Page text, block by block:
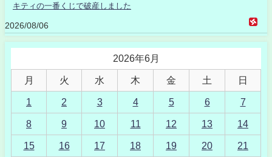
キティの一番くじで破産しました
2026/08/06
2026年6月
月 火 水 木 金 土 日
1 2 3 4 5 6 7
8 9 10 11 12 13 14
15 16 17 18 19 20 21